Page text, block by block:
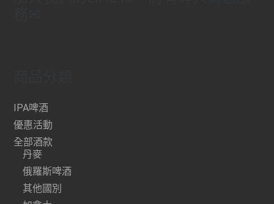
IPA啤酒
優惠活動
全部酒款
丹麥
俄羅斯啤酒
其他國別